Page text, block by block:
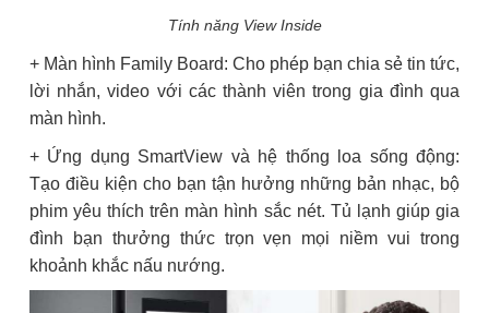
Tính năng View Inside
+ Màn hình Family Board: Cho phép bạn chia sẻ tin tức,
lời nhắn, video với các thành viên trong gia đình qua
màn hình.
+ Ứng dụng SmartView và hệ thống loa sống động:
Tạo điều kiện cho bạn tận hưởng những bản nhạc, bộ
phim yêu thích trên màn hình sắc nét. Tủ lạnh giúp gia
đình bạn thưởng thức trọn vẹn mọi niềm vui trong
khoảnh khắc nấu nướng.